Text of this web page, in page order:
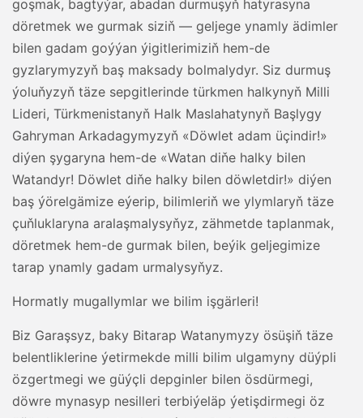
goşmak, bagtyýar, abadan durmuşyň hatyrasyna
döretmek we gurmak siziň — geljege ynamly ädimler
bilen gadam goýýan ýigitlerimiziň hem-de
gyzlarymyzyň baş maksady bolmalydyr. Siz durmuş
ýoluňyzyň täze sepgitlerinde türkmen halkynyň Milli
Lideri, Türkmenistanyň Halk Maslahatynyň Başlygy
Gahryman Arkadagymyzyň «Döwlet adam üçindir!»
diýen şygaryna hem-de «Watan diňe halky bilen
Watandyr! Döwlet diňe halky bilen döwletdir!» diýen
baş ýörelgämize eýerip, bilimleriň we ylymlaryň täze
çuňluklaryna aralaşmalysyňyz, zähmetde taplanmak,
döretmek hem-de gurmak bilen, beýik geljegimize
tarap ynamly gadam urmalysyňyz.
Hormatly mugallymlar we bilim işgärleri!
Biz Garaşsyz, baky Bitarap Watanymyzy ösüşiň täze
belentliklerine ýetirmekde milli bilim ulgamyny düýpli
özgertmegi we güýçli depginler bilen ösdürmegi,
döwre mynasyp nesilleri terbiýeläp ýetişdirmegi öz